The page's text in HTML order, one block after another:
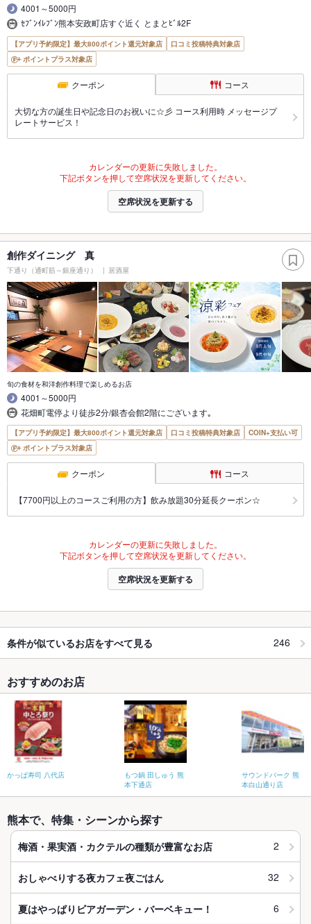
4001～5000円
ｾﾌﾞﾝｲﾚﾌﾞﾝ熊本安政町店すぐ近く とまとﾋﾞﾙ2F
【アプリ予約限定】最大800ポイント還元対象店
口コミ投稿特典対象店
ポイントプラス対象店
クーポン コース
大切な方の誕生日や記念日のお祝いに☆彡 コース利用時 メッセージプ
レートサービス！
カレンダーの更新に失敗しました。
下記ボタンを押して空席状況を更新してください。
空席状況を更新する
創作ダイニング 真
下通り（通町筋～銀座通り） 居酒屋
旬の食材を和洋創作料理で楽しめるお店
4001～5000円
花畑町電停より徒歩2分/銀杏会館2階にございます｡
【アプリ予約限定】最大800ポイント還元対象店 口コミ投稿特典対象店
COIN+支払い可
ポイントプラス対象店
クーポン コース
【7700円以上のコースご利用の方】飲み放題30分延長クーポン☆
カレンダーの更新に失敗しました。
下記ボタンを押して空席状況を更新してください。
空席状況を更新する
条件が似ているお店をすべて見る 246
おすすめのお店
かっぱ寿司 八代店
もつ鍋 田しゅう 熊
本下通店
サウンドパーク 熊
本白山通り店
熊本で、特集・シーンから探す
梅酒・果実酒・カクテルの種類が豊富なお店 2
おしゃべりする夜カフェ夜ごはん 32
夏はやっぱりビアガーデン・バーベキュー！ 6